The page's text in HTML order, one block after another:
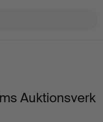
Auktionsverk